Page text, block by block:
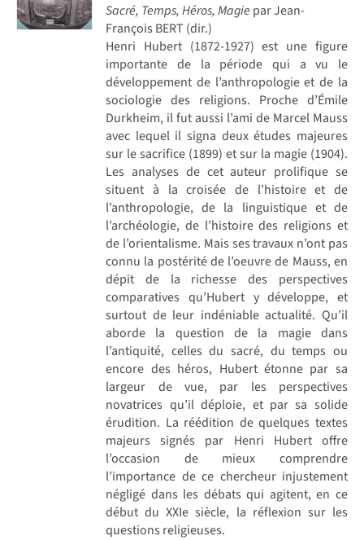
Sacré, Temps, Héros, Magie par Jean-
François BERT (dir.)
Henri Hubert (1872-1927) est une figure
importante de la période qui a vu le
développement de l’anthropologie et de la
sociologie des religions. Proche d’Émile
Durkheim, il fut aussi l’ami de Marcel Mauss
avec lequel il signa deux études majeures
sur le sacrifice (1899) et sur la magie (1904).
Les analyses de cet auteur prolifique se
situent à la croisée de l’histoire et de
l’anthropologie, de la linguistique et de
l’archéologie, de l’histoire des religions et
de l’orientalisme. Mais ses travaux n’ont pas
connu la postérité de l’oeuvre de Mauss, en
dépit de la richesse des perspectives
comparatives qu’Hubert y développe, et
surtout de leur indéniable actualité. Qu’il
aborde la question de la magie dans
l’antiquité, celles du sacré, du temps ou
encore des héros, Hubert étonne par sa
largeur de vue, par les perspectives
novatrices qu’il déploie, et par sa solide
érudition. La réédition de quelques textes
majeurs signés par Henri Hubert offre
l’occasion de mieux comprendre
l’importance de ce chercheur injustement
négligé dans les débats qui agitent, en ce
début du XXIe siècle, la réflexion sur les
questions religieuses.